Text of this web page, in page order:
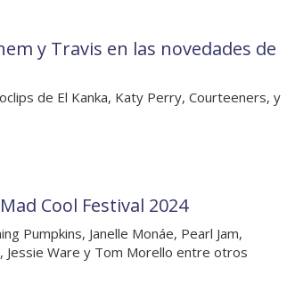
y Travis en las novedades de
de El Kanka, Katy Perry, Courteeners, y
Cool Festival 2024
Pumpkins, Janelle Monáe, Pearl Jam,
Jessie Ware y Tom Morello entre otros